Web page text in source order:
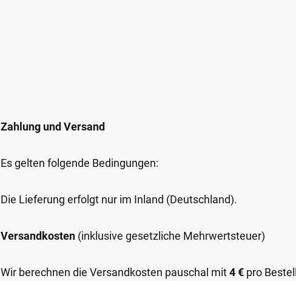
Zahlung und Versand
Es gelten folgende Bedingungen:
Die Lieferung erfolgt nur im Inland (Deutschland).
Versandkosten (inklusive gesetzliche Mehrwertsteuer)
Wir berechnen die Versandkosten pauschal mit4 € pro